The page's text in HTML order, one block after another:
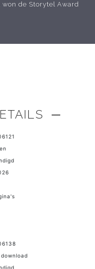
de Storytel Award
─